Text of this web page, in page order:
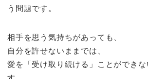
う問題です。
相手を思う気持ちがあっても、
自分を許せないままでは、
愛を「受け取り続ける」ことができ